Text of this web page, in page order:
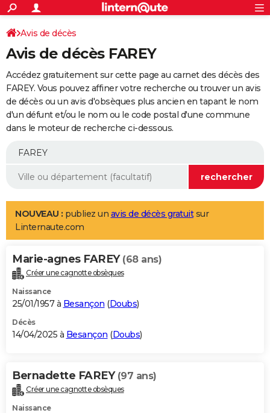
ACTUALITÉS
Politique
Société
Faits Divers
Education
Monde
Villes
+
SPORT
Coupe du monde 2026
Football
Tennis
Cyclisme
Rugby
Forum
Programme TV
TNT
Streaming
Cinéma
Sorties cinéma
Musique
+
FINANCE
Retraite
Impôts
Epargne
Immobilier
Risques naturels par ville
Banque
Assurance
Crédit
AUTO
Essais
Réserver un essai
Citadines
Berlines
SUV
Forum auto
+
Mobiles
Meilleur smartphone
Internet
Ordinateurs
Jeux vidéo
Guide high-tech
Aménagement intérieur
LIFESTYLE
Art de vivre
Bien-être
Loisirs
Mode
Modes de vie
Alimentation
Guide de la santé
Maladies
Médicaments
Sommeil
VOYAGE
Destinations
City break
Voyage nature
Voyage de noces
Forum
Climat
+PHOTO
GUIDES D'ACHAT
BONS PLANS
Carte de Noël
Carte Bonne année
Carte Saint-Valentin
Carte Pâques
Carte d'anniversaire
DICTIONNAIRE
Dictionnaire
Biographies
Citations
Expressions
Proverbes
PROGRAMME TV
Avis de décès
Avis de décès FAREY
Accédez gratuitement sur cette page au carnet des décès des
FAREY. Vous pouvez affiner votre recherche ou trouver un avis
de décès ou un avis d'obsèques plus ancien en tapant le nom
d'un défunt et/ou le nom ou le code postal d'une commune
dans le moteur de recherche ci-dessous.
NOUVEAU : publiez un avis de décès gratuitsur
Linternaute.com
Marie-agnes FAREY (68 ans)
Créer une cagnotte obsèques
Naissance
25/01/1957 à Besançon (Doubs)
Décès
14/04/2025 à Besançon (Doubs)
Bernadette FAREY (97 ans)
Créer une cagnotte obsèques
Naissance